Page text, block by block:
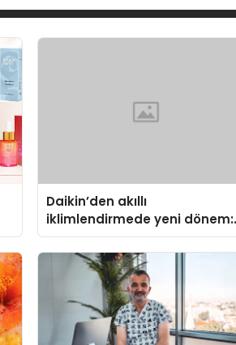
Daikin’den akıllı
iklimlendirmede yeni dönem:
Madoka Plus Türkiye’de